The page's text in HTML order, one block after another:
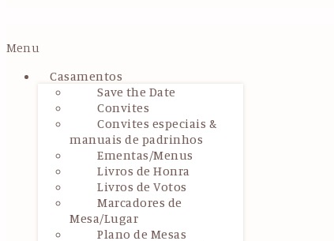
Menu
Casamentos
Save the Date
Convites
Convites especiais &
manuais de padrinhos
Ementas/Menus
Livros de Honra
Livros de Votos
Marcadores de
Mesa/Lugar
Plano de Mesas